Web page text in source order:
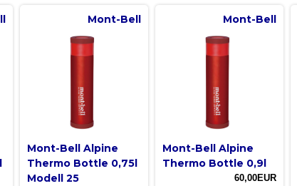
Mont-Bell
Mont-Bell Alpine
Thermo Bottle 0,75l
Modell 25
Mont-Bell
Mont-Bell Alpine
Thermo Bottle 0,9l
60,00EUR